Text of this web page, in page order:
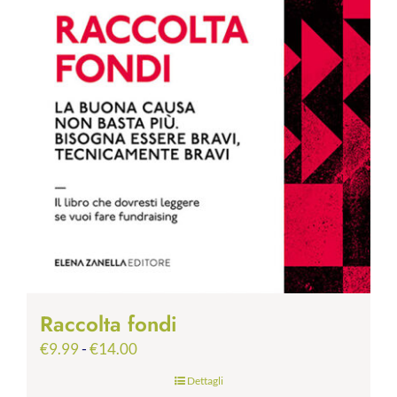
Raccolta fondi
€9.99-€14.00Fascia
prezzo:
Dettagli